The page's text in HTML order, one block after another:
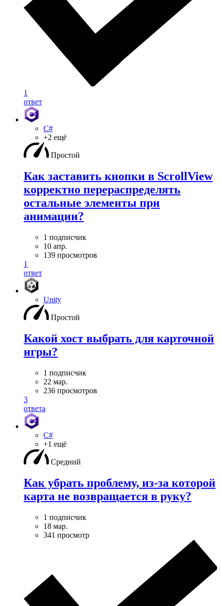
1
ответ
C#
+2 ещё
Простой
Как заставить кнопки в ScrollView
корректно перераспределять
остальные элементы при
анимации?
1 подписчик
10 апр.
139 просмотров
1
ответ
Unity
Простой
Какой хост выбрать для карточной
игры?
1 подписчик
22 мар.
236 просмотров
3
ответа
C#
+1 ещё
Средний
Как убрать проблему, из-за которой
карта не возвращается в руку?
1 подписчик
18 мар.
341 просмотр